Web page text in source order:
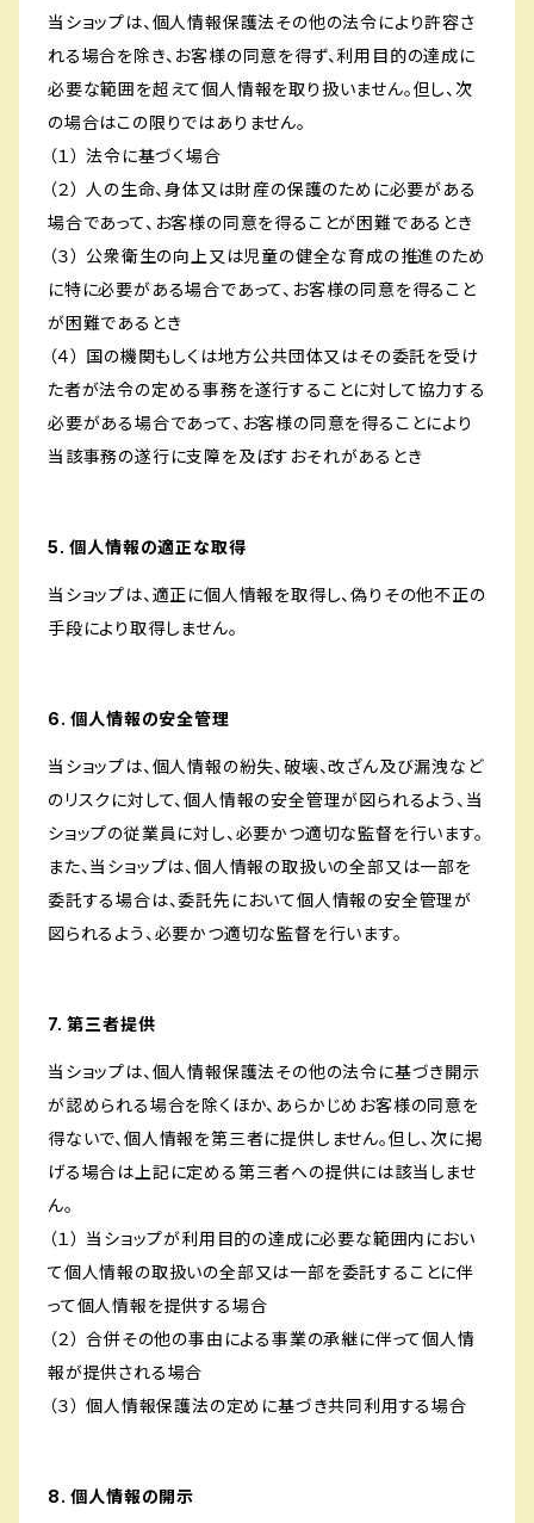
当ショップは、個人情報保護法その他の法令により許容さ
れる場合を除き、お客様の同意を得ず、利用目的の達成に
必要な範囲を超えて個人情報を取り扱いません。但し、次
の場合はこの限りではありません。
（１） 法令に基づく場合
（２） 人の生命、身体又は財産の保護のために必要がある
場合であって、お客様の同意を得ることが困難であるとき
（３） 公衆衛生の向上又は児童の健全な育成の推進のため
に特に必要がある場合であって、お客様の同意を得ること
が困難であるとき
（４） 国の機関もしくは地方公共団体又はその委託を受け
た者が法令の定める事務を遂行することに対して協力する
必要がある場合であって、お客様の同意を得ることにより
当該事務の遂行に支障を及ぼすおそれがあるとき
5. 個人情報の適正な取得
当ショップは、適正に個人情報を取得し、偽りその他不正の
手段により取得しません。
6. 個人情報の安全管理
当ショップは、個人情報の紛失、破壊、改ざん及び漏洩など
のリスクに対して、個人情報の安全管理が図られるよう、当
ショップの従業員に対し、必要かつ適切な監督を行います。
また、当ショップは、個人情報の取扱いの全部又は一部を
委託する場合は、委託先において個人情報の安全管理が
図られるよう、必要かつ適切な監督を行います。
7. 第三者提供
当ショップは、個人情報保護法その他の法令に基づき開示
が認められる場合を除くほか、あらかじめお客様の同意を
得ないで、個人情報を第三者に提供しません。但し、次に掲
げる場合は上記に定める第三者への提供には該当しませ
ん。
（１） 当ショップが利用目的の達成に必要な範囲内におい
て個人情報の取扱いの全部又は一部を委託することに伴
って個人情報を提供する場合
（２） 合併その他の事由による事業の承継に伴って個人情
報が提供される場合
（３） 個人情報保護法の定めに基づき共同利用する場合
8. 個人情報の開示